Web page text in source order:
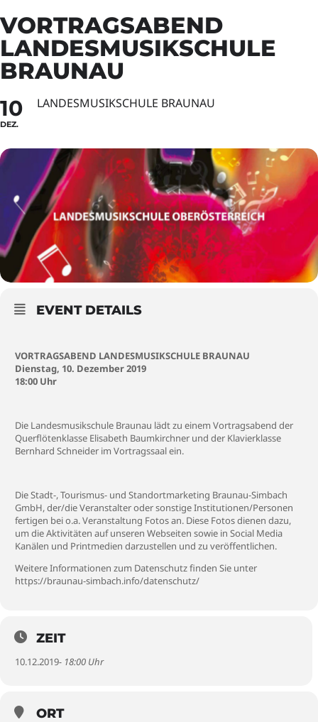
VORTRAGSABEND
LANDESMUSIKSCHULE
BRAUNAU
10
DEZ.
LANDESMUSIKSCHULE BRAUNAU
EVENT DETAILS
VORTRAGSABEND LANDESMUSIKSCHULE BRAUNAU
Dienstag, 10. Dezember 2019
18:00 Uhr
Die Landesmusikschule Braunau lädt zu einem Vortragsabend der
Querflötenklasse Elisabeth Baumkirchner und der Klavierklasse
Bernhard Schneider im Vortragssaal ein.
Die Stadt-, Tourismus- und Standortmarketing Braunau-Simbach
GmbH, der/die Veranstalter oder sonstige Institutionen/Personen
fertigen bei o.a. Veranstaltung Fotos an. Diese Fotos dienen dazu,
um die Aktivitäten auf unseren Webseiten sowie in Social Media
Kanälen und Printmedien darzustellen und zu veröffentlichen.
Weitere Informationen zum Datenschutz finden Sie unter
https://braunau-simbach.info/datenschutz/
ZEIT
10.12.2019- 18:00 Uhr
ORT